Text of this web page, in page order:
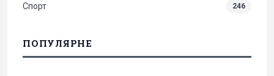
Спорт 246
ПОПУЛЯРНЕ